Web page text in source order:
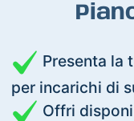
Presenta la
per incarichi di
Offri